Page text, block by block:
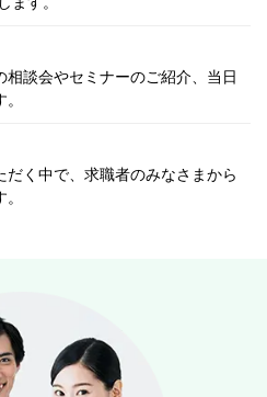
談会やセミナーのご紹介、当日
く中で、求職者のみなさまから